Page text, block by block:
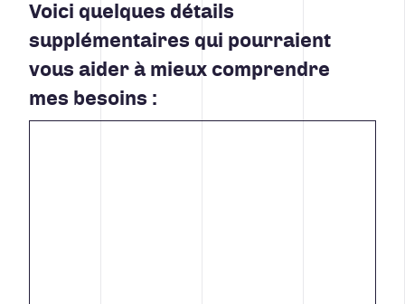
Voici quelques détails
supplémentaires qui pourraient
vous aider à mieux comprendre
mes besoins :